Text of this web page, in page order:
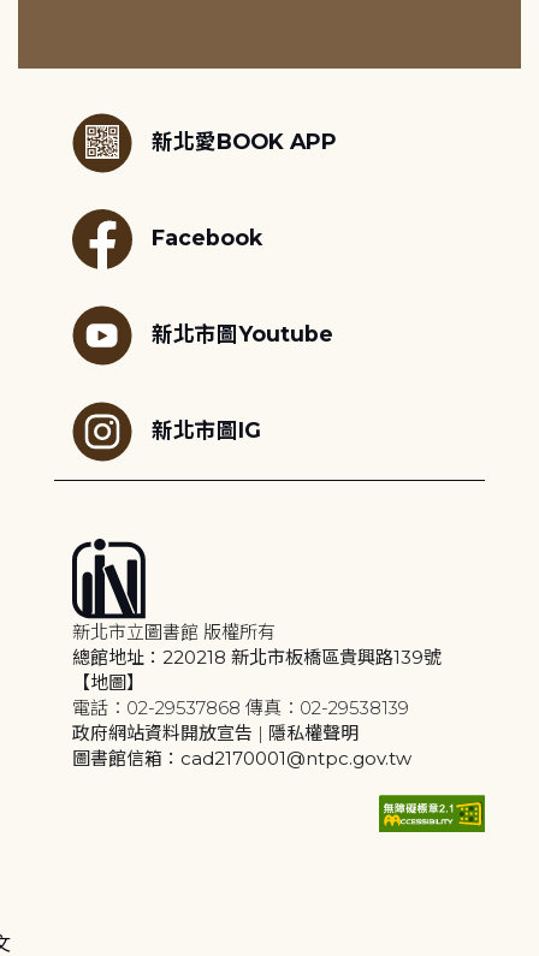
新北愛BOOK APP
Facebook
新北市圖Youtube
新北市圖IG
新北市立圖書館 版權所有
總館地址：220218 新北市板橋區貴興路139號
【地圖】
電話：02-29537868 傳真：02-29538139
政府網站資料開放宣告 | 隱私權聲明
圖書館信箱：cad2170001@ntpc.gov.tw